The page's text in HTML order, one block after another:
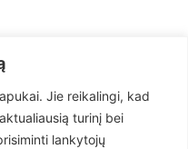
Jie reikalingi, kad
turinį bei
lankytojų